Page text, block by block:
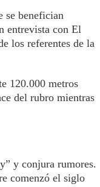
se benefician
entrevista con El
los referentes de la
120.000 metros
del rubro mientras
y conjura rumores.
comenzó el siglo